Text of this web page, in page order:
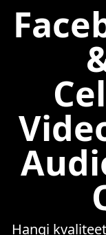
Hangi